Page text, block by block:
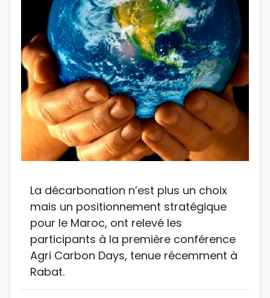
La décarbonation n’est plus un choix
mais un positionnement stratégique
pour le Maroc, ont relevé les
participants à la première conférence
Agri Carbon Days, tenue récemment à
Rabat.